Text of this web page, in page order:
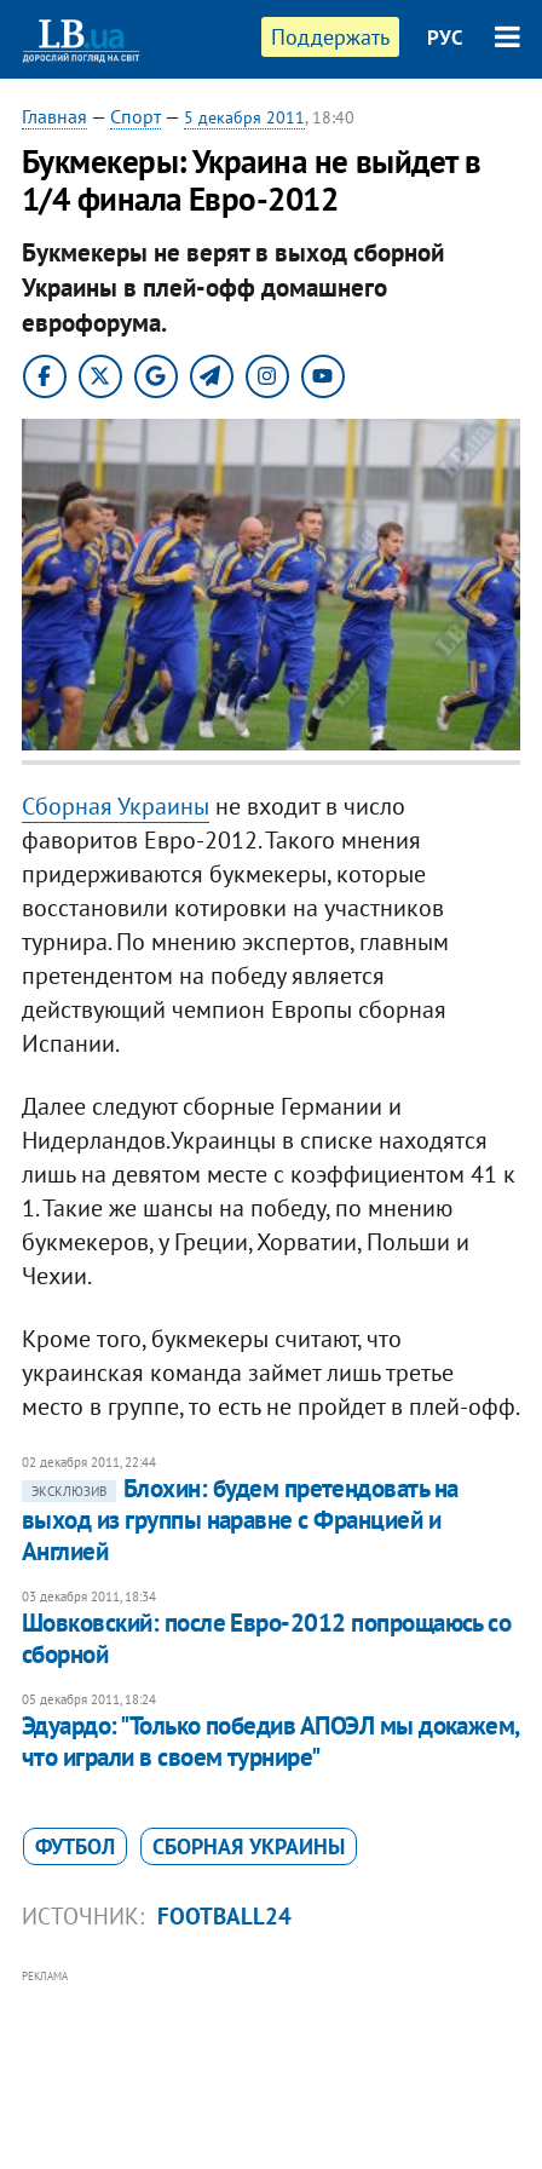
Поддержать РУС
Главная — Спорт— 5 декабря 2011, 18:40
Букмекеры: Украина не выйдет в
1/4 финала Евро-2012
Букмекеры не верят в выход сборной
Украины в плей-офф домашнего
еврофорума.
Сборная Украины не входит в число
фаворитов Евро-2012. Такого мнения
придерживаются букмекеры, которые
восстановили котировки на участников
турнира. По мнению экспертов, главным
претендентом на победу является
действующий чемпион Европы сборная
Испании.
Далее следуют сборные Германии и
Нидерландов.Украинцы в списке находятся
лишь на девятом месте с коэффициентом 41 к
1. Такие же шансы на победу, по мнению
букмекеров, у Греции, Хорватии, Польши и
Чехии.
Кроме того, букмекеры считают, что
украинская команда займет лишь третье
место в группе, то есть не пройдет в плей-офф.
02 декабря 2011, 22:44
ЭКСКЛЮЗИВ
Блохин: будем претендовать на
выход из группы наравне с Францией и
Англией
03 декабря 2011, 18:34
Шовковский: после Евро-2012 попрощаюсь со
сборной
05 декабря 2011, 18:24
Эдуардо: "Только победив АПОЭЛ мы докажем,
что играли в своем турнире"
ФУТБОЛ СБОРНАЯ УКРАИНЫ
ИСТОЧНИК: FOOTBALL24
РЕКЛАМА